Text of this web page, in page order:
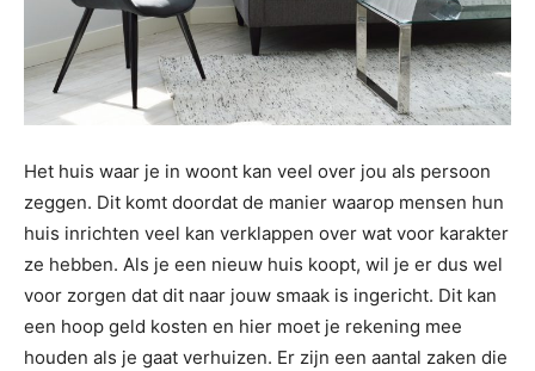
Het huis waar je in woont kan veel over jou als persoon
zeggen. Dit komt doordat de manier waarop mensen hun
huis inrichten veel kan verklappen over wat voor karakter
ze hebben. Als je een nieuw huis koopt, wil je er dus wel
voor zorgen dat dit naar jouw smaak is ingericht. Dit kan
een hoop geld kosten en hier moet je rekening mee
houden als je gaat verhuizen. Er zijn een aantal zaken die